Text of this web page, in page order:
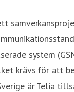
system
krävs för att
är Telia